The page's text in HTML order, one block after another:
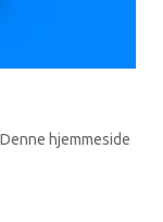
hjemmeside